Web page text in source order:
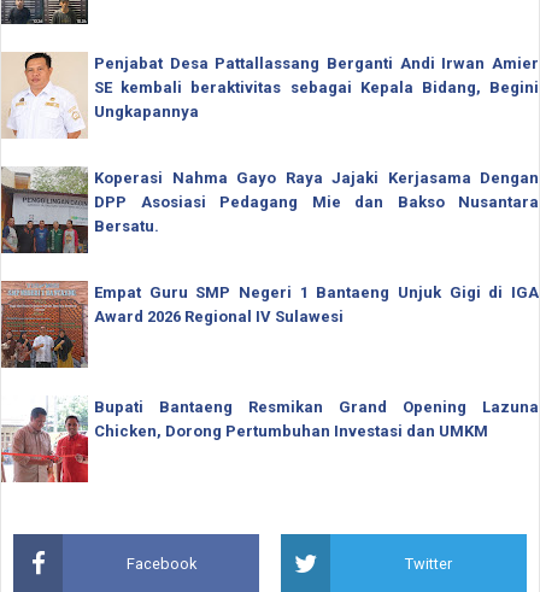
Penjabat Desa Pattallassang Berganti Andi Irwan Amier
SE kembali beraktivitas sebagai Kepala Bidang, Begini
Ungkapannya
Koperasi Nahma Gayo Raya Jajaki Kerjasama Dengan
DPP Asosiasi Pedagang Mie dan Bakso Nusantara
Bersatu.
Empat Guru SMP Negeri 1 Bantaeng Unjuk Gigi di IGA
Award 2026 Regional IV Sulawesi
Bupati Bantaeng Resmikan Grand Opening Lazuna
Chicken, Dorong Pertumbuhan Investasi dan UMKM
Facebook Twitter